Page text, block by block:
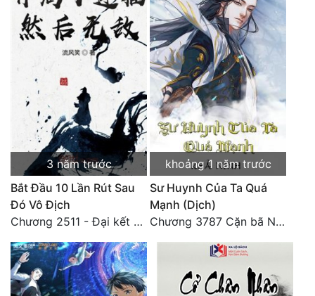
Đông Phương
Đông Phương Huyền Huyễn
Đồng Nhân
Cẩu Đạo Trường Sinh
Ngự Thú
Truyện Nam
Truyện Nữ
Xây Dựng Thế Lực
Đam Mỹ
3 năm trước
Bắt Đầu 10 Lần Rút Sau
Đó Vô Địch
Chương 2511 - Đại kết cục, Phiên ngoại thiên: Chư thiên quy nhất giới, vĩnh hằng thế giới. Hết!
khoảng 1 năm trước
Sư Huynh Của Ta Quá
Mạnh (Dịch)
Chương 3787 Cặn bã Nam Thiên Đạo